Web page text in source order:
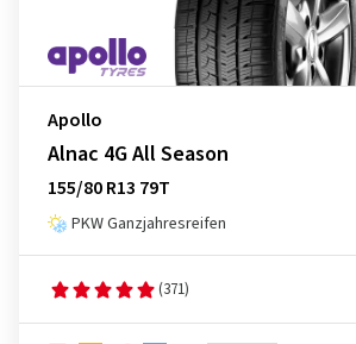
Apollo
Alnac 4G All Season
155/80 R13 79T
PKW Ganzjahresreifen
(371)